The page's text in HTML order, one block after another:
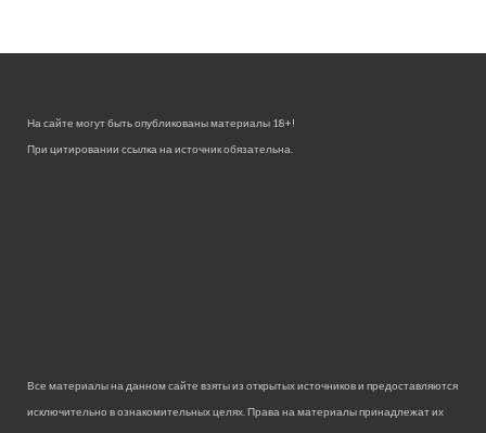
На сайте могут быть опубликованы материалы 18+!
При цитировании ссылка на источник обязательна.
Все материалы на данном сайте взяты из открытых источников и предоставляются
исключительно в ознакомительных целях. Права на материалы принадлежат их